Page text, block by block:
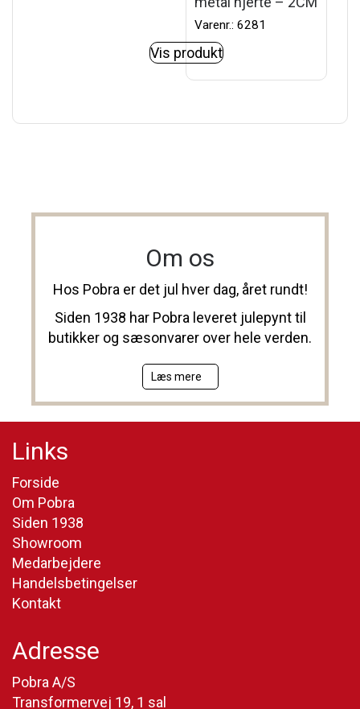
Varenr.: 6281
Vis produkt
Om os
Hos Pobra er det jul hver dag, året rundt!
Siden 1938 har Pobra leveret julepynt til
butikker og sæsonvarer over hele verden.
Læs mere
Links
Forside
Om Pobra
Siden 1938
Showroom
Medarbejdere
Handelsbetingelser
Kontakt
Adresse
Pobra A/S
Transformervej 19, 1 sal